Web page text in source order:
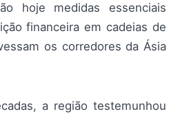
hoje medidas essenciais
financeira em cadeias de
os corredores da Ásia
a região testemunhou